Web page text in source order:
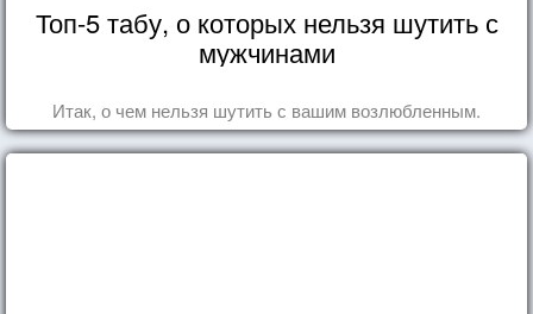
Топ-5 табу, о которых нельзя шутить с
мужчинами
Итак, о чем нельзя шутить с вашим возлюбленным.